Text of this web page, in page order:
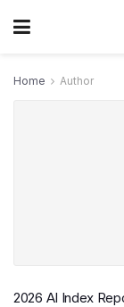
Home Author
2026 AI Index